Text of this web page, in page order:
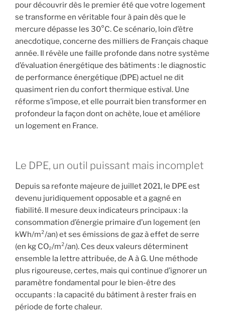
pour découvrir dès le premier été que votre logement
se transforme en véritable four à pain dès que le
mercure dépasse les 30°C. Ce scénario, loin d’être
anecdotique, concerne des milliers de Français chaque
année. Il révèle une faille profonde dans notre système
d’évaluation énergétique des bâtiments : le diagnostic
de performance énergétique (DPE) actuel ne dit
quasiment rien du confort thermique estival. Une
réforme s’impose, et elle pourrait bien transformer en
profondeur la façon dont on achète, loue et améliore
un logement en France.
Le DPE, un outil puissant mais incomplet
Depuis sa refonte majeure de juillet 2021, le DPE est
devenu juridiquement opposable et a gagné en
fiabilité. Il mesure deux indicateurs principaux : la
consommation d’énergie primaire d’un logement (en
kWh/m²/an) et ses émissions de gaz à effet de serre
(en kg CO₂/m²/an). Ces deux valeurs déterminent
ensemble la lettre attribuée, de A à G. Une méthode
plus rigoureuse, certes, mais qui continue d’ignorer un
paramètre fondamental pour le bien-être des
occupants : la capacité du bâtiment à rester frais en
période de forte chaleur.